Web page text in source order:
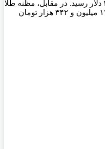
به گزارش اکوایران: براساس اعلام اتحادیه طلا و جواهر تهران؛ در آغاز معاملات روز شنبه ۳ آبان ۱۴۰۴، بهای اونس جهانی طلا با رشد ۷٫۳۵ دلاری نسبت به روز گذشته به ۴٬۱۱۲ دلار رسید. در مقابل، مظنه طلا
در بازار تهران با کاهش ۱۴۶٬۲۴۶ تومان به ۴۶ میلیون و ۶۰۰ هزار تومان رسید. همچنین قیمت هر گرم طلای ۱۸ عیار به ۱۰ میلیون و ۷۵۷ هزار و ۷۰۰ تومان و طلای ۲۴ عیار به ۱۴ میلیون و ۳۴۲ هزار تومان